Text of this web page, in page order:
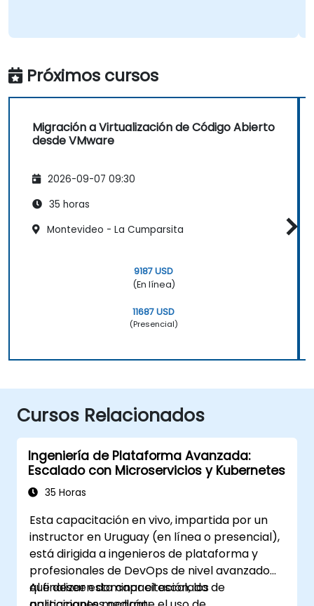
Próximos cursos
Migración a Virtualización de Código Abierto
desde VMware
2026-09-07 09:30
35 horas
Montevideo - La Cumparsita
9187 USD
(En línea)
11687 USD
(Presencial)
Cursos Relacionados
Ingeniería de Plataforma Avanzada:
Escalado con Microservicios y Kubernetes
35 Horas
Esta capacitación en vivo, impartida por un
instructor en Uruguay (en línea o presencial),
está dirigida a ingenieros de plataforma y
profesionales de DevOps de nivel avanzado
que deseen dominar el escalado de
Al finalizar esta capacitación, los